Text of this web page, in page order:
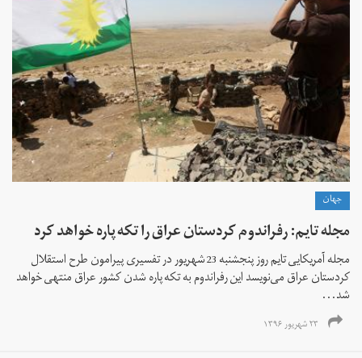
جهان
مجله تایم: رفراندوم کردستان عراق را تکه پاره خواهد کرد
مجله آمریکایی تایم روز پنجشنبه 23 شهریور در تفسیری پیرامون طرح استقلال
کردستان عراق می‌نویسد این رفراندوم به تکه پاره شدن کشور عراق منتهی خواهد
شد...
۲۳ شهریور ۱۳۹۶